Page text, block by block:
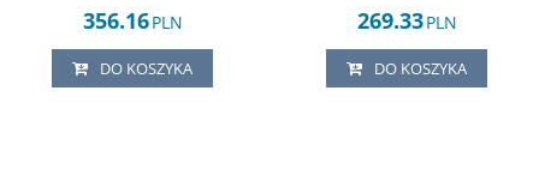
356.16PLN
DO KOSZYKA
269.33PLN
DO KOSZYKA